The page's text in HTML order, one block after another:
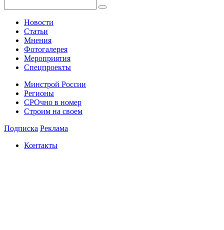
Новости
Статьи
Мнения
Фотогалерея
Мероприятия
Спецпроекты
Минстрой России
Регионы
СРОчно в номер
Строим на своем
Подписка Реклама
Контакты